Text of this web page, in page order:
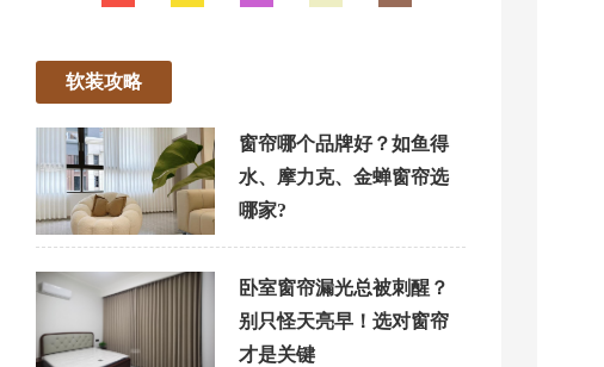
软装攻略
窗帘哪个品牌好？如鱼得
水、摩力克、金蝉窗帘选
哪家?
卧室窗帘漏光总被刺醒？
别只怪天亮早！选对窗帘
才是关键